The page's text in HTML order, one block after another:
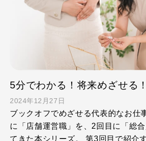
2024年12月27日
ブックオフでめざせる代表的なお仕
に「店舗運営職」を、2回目に「総
てきた本シリーズ。 第3回目で紹介